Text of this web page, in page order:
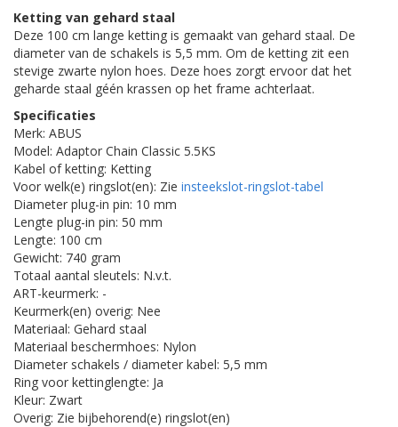
Ketting van gehard staal
Deze 100 cm lange ketting is gemaakt van gehard staal. De
diameter van de schakels is 5,5 mm. Om de ketting zit een
stevige zwarte nylon hoes. Deze hoes zorgt ervoor dat het
geharde staal géén krassen op het frame achterlaat.
Specificaties
Merk: ABUS
Model: Adaptor Chain Classic 5.5KS
Kabel of ketting: Ketting
Voor welk(e) ringslot(en): Zie insteekslot-ringslot-tabel
Diameter plug-in pin: 10 mm
Lengte plug-in pin: 50 mm
Lengte: 100 cm
Gewicht: 740 gram
Totaal aantal sleutels: N.v.t.
ART-keurmerk: -
Keurmerk(en) overig: Nee
Materiaal: Gehard staal
Materiaal beschermhoes: Nylon
Diameter schakels / diameter kabel: 5,5 mm
Ring voor kettinglengte: Ja
Kleur: Zwart
Overig: Zie bijbehorend(e) ringslot(en)